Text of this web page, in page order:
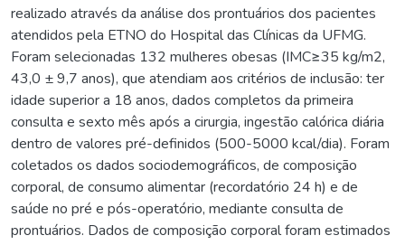
realizado através da análise dos prontuários dos pacientes
atendidos pela ETNO do Hospital das Clínicas da UFMG.
Foram selecionadas 132 mulheres obesas (IMC≥35 kg/m2,
43,0 ± 9,7 anos), que atendiam aos critérios de inclusão: ter
idade superior a 18 anos, dados completos da primeira
consulta e sexto mês após a cirurgia, ingestão calórica diária
dentro de valores pré-definidos (500-5000 kcal/dia). Foram
coletados os dados sociodemográficos, de composição
corporal, de consumo alimentar (recordatório 24 h) e de
saúde no pré e pós-operatório, mediante consulta de
prontuários. Dados de composição corporal foram estimados